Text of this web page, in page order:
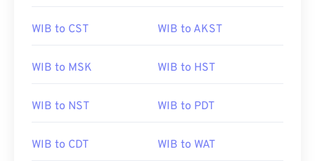
WIB to CST WIB to AKST
WIB to MSK WIB to HST
WIB to NST WIB to PDT
WIB to CDT WIB to WAT